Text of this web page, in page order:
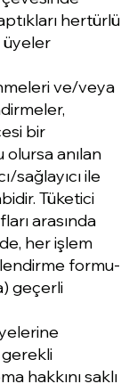
hertürlü
üyeler
ve/veya
bir
olursa anılan
sağlayıcı ile
Tüketici
arasında
her işlem
formu-
geçerli
gerekli
hakkını saklı